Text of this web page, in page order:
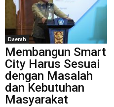
Daerah
Membangun Smart
City Harus Sesuai
dengan Masalah
dan Kebutuhan
Masyarakat